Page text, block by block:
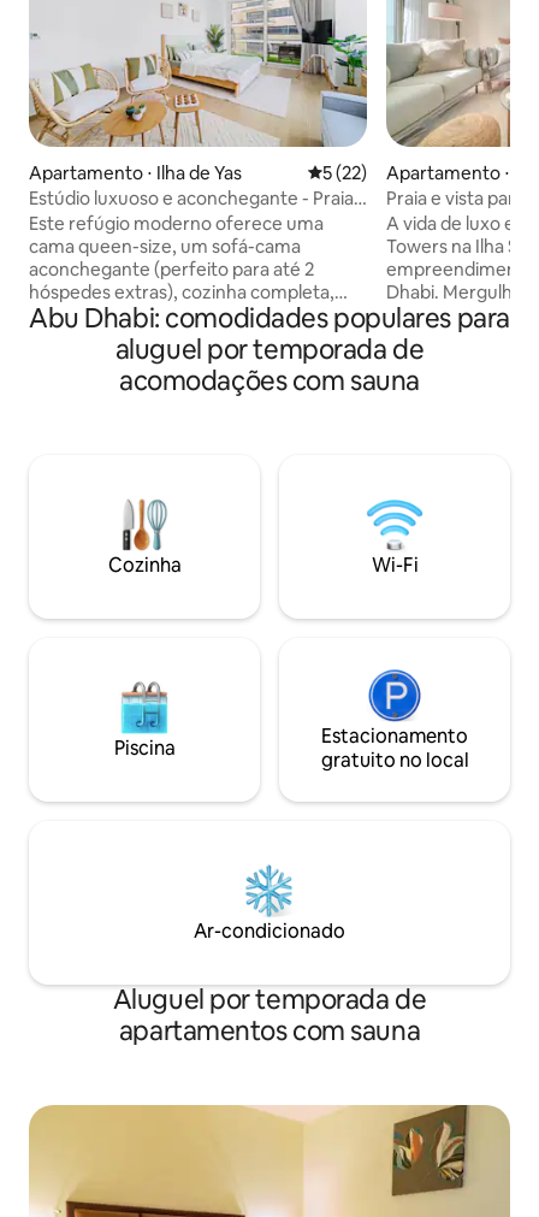
Apartamento ⋅ Ilha de Yas 5 de uma avaliação média
5 (22)
Estúdio luxuoso e aconchegante - Praia
privada - Maya
Este refúgio moderno oferece uma
cama queen-size, um sofá-cama
aconchegante (perfeito para até 2
hóspedes extras), cozinha completa,
smart TV, Wi-Fi, máquina de lavar/secar
e varanda privativa com vista para o
MANUTENÇÃO ATÉ OUTUBRO DE
- 5-10 min para o Ferrari World, Yas Mall e
segurança 24h. Reserve agora para uma
estadia vibrante na Ilha Yas!
Apartamento ⋅
Praia e vista
A vida de luxo
Towers na Ilha
empreendimento
Dhabi. Mergulhe
deslumbrantes
desta
se com
incluindo uma
tesouros culturais
proximidades ou
Faça as malas e
jornada de
Abu Dhabi: comodidades populares para
aluguel por temporada de
acomodações com sauna
Cozinha Wi-Fi
Piscina
Estacionamento
gratuito no local
Ar-condicionado
Aluguel por temporada de
apartamentos com sauna